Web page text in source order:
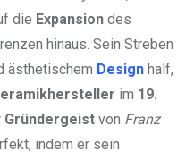
die Expansion des
hinaus. Sein Streben
ästhetischem Design half,
im 19.
Gründergeist von Franz
indem er sein